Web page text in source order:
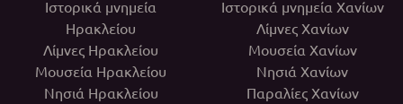
Ιστορικά μνημεία
Ηρακλείου
Λίμνες Ηρακλείου
Μουσεία Ηρακλείου
Νησιά Ηρακλείου
Ιστορικά μνημεία Χανίων
Λίμνες Χανίων
Μουσεία Χανίων
Νησιά Χανίων
Παραλίες Χανίων